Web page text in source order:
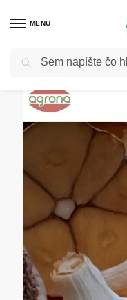
MENU
Domov Cibule / Cesnak